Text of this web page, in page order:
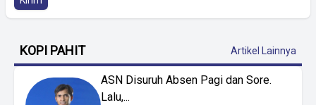
KOPI PAHIT Artikel Lainnya
ASN Disuruh Absen Pagi dan Sore.
Lalu,...